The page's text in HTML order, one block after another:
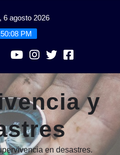
6 agosto 2026
PM
y
en desastres.